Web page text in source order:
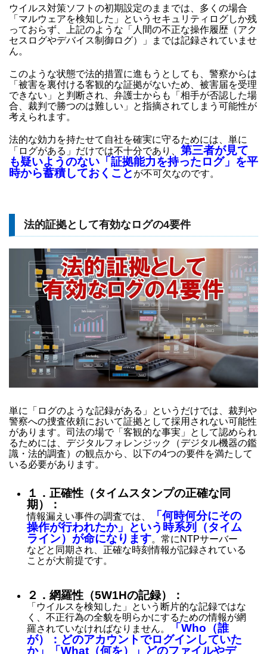
ウイルス対策ソフトの初期設定のままでは、多くの場合
「マルウェアを検知した」というセキュリティログしか残
っておらず、上記のような「人間の不正な操作履歴（アク
セスログやデバイス制御ログ）」までは記録されていませ
ん。
このような状態で法的措置に進もうとしても、警察からは
「被害を裏付ける客観的な証拠がないため、被害届を受理
できない」と判断され、弁護士からも「相手が否認した場
合、裁判で勝つのは難しい」と指摘されてしまう可能性が
考えられます。
法的な効力を持たせて自社を確実に守るためには、単に
「ログがある」だけでは不十分であり、 第三者が見て
も疑いようのない「証拠能力を持ったログ」を平
時から蓄積しておくこと が不可欠なのです。
法的証拠として有効なログの4要件
単に「ログのような記録がある」というだけでは、裁判や
警察への捜査依頼において証拠として採用されない可能性
があります。司法の場で「客観的な事実」として認められ
るためには、デジタルフォレンジック（デジタル機器の鑑
識・法的調査）の観点から、以下の4つの要件を満たして
いる必要があります。
１．正確性（タイムスタンプの正確な同
期）：
情報漏えい事件の調査では、
「何時何分にその
操作が行われたか」という時系列（タイム
ライン）が命になります。常にNTPサーバー
などと同期され、正確な時刻情報が記録されている
ことが大前提です。
２．網羅性（5W1Hの記録）：
「ウイルスを検知した」という断片的な記録ではな
く、不正行為の全貌を明らかにするための情報が網
羅されていなければなりません。
「Who（誰
が）：どのアカウントでログインしていた
か」「What（何を）」どのファイルやデ